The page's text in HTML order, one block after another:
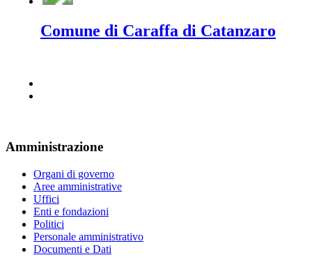
Comune di Caraffa di Catanzaro
Amministrazione
Organi di governo
Aree amministrative
Uffici
Enti e fondazioni
Politici
Personale amministrativo
Documenti e Dati